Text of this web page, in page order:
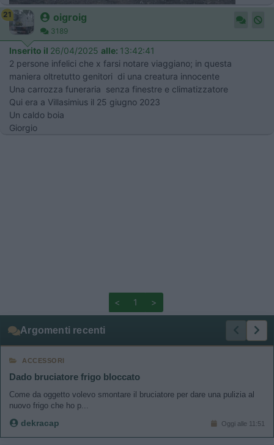
21 oigroig
3189
Inserito il 26/04/2025 alle: 13:42:41
2 persone infelici che x farsi notare viaggiano; in questa
maniera oltretutto genitori di una creatura innocente
Una carrozza funeraria senza finestre e climatizzatore
Qui era a Villasimius il 25 giugno 2023
Un caldo boia
Giorgio
< 1 >
Argomenti recenti
ACCESSORI
Dado bruciatore frigo bloccato
Come da oggetto volevo smontare il bruciatore per dare una pulizia al
nuovo frigo che ho p...
dekracap Oggi alle 11:51